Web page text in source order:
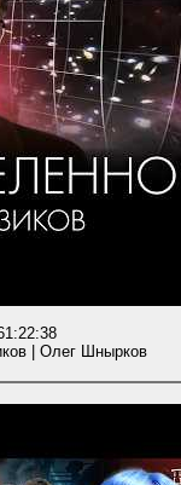
1:22:38
| Олег Шнырков